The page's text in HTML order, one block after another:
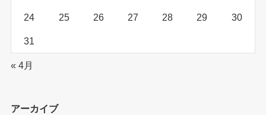
24 25 26 27 28 29 30
31
« 4月
アーカイブ